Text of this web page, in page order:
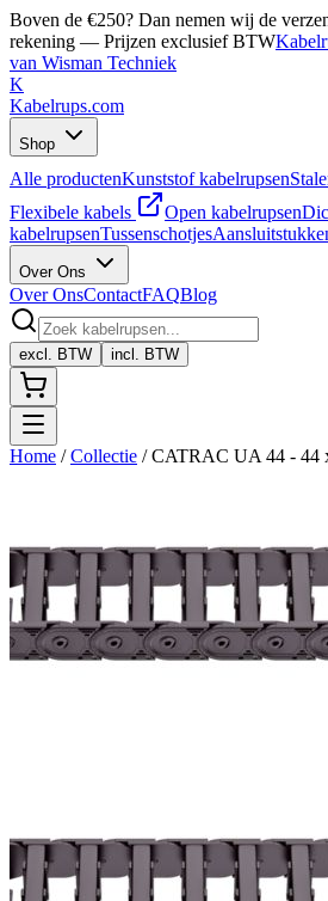
Boven de €250? Dan nemen wij de
rekening — Prijzen exclusief BTW
van Wisman Techniek
K
Kabelrups.com
Shop
Alle productenKunststof kabelrupsen
Flexibele kabels
Open kabelrupsen
kabelrupsenTussenschotjes
Over Ons
Over OnsContactFAQBlog
excl. BTW incl. BTW
Home / Collectie / CATRAC UA 44 - 44